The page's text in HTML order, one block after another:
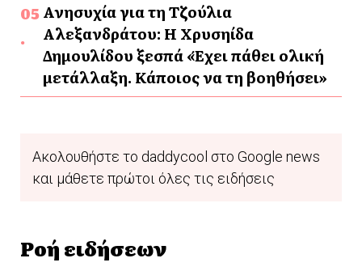
Ανησυχία για τη Τζούλια
Αλεξανδράτου: Η Χρυσηίδα
Δημουλίδου ξεσπά «Έχει πάθει ολική
μετάλλαξη. Κάποιος να τη βοηθήσει»
Ακολουθήστε το daddycool στο Google news
και μάθετε πρώτοι όλες τις ειδήσεις
Ροή ειδήσεων